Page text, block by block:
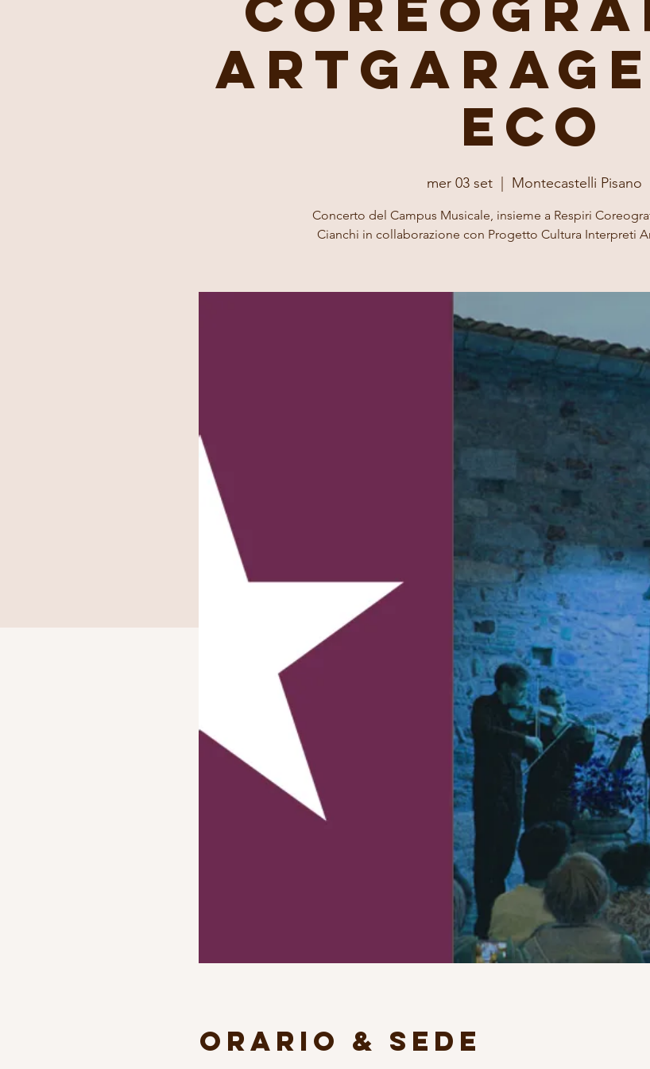
eCo
mer 03 set
  |
Montecastelli Pisano
Concerto del Campus Musicale, insieme a Respiri
Cianchi in collaborazione con Progetto Cultura Interpreti
Orario & Sede